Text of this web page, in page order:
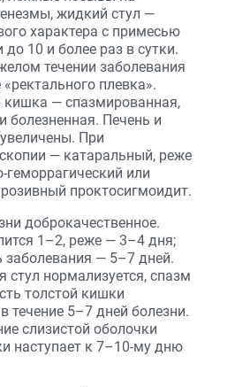
жидкий стул —
характера с примесью
до 10 и более раз в сутки.
течении заболевания
плевка».
кишка — спазмированная,
болезненная. Печень и
При
— катаральный, реже
геморрагический или
проктосигмоидит.
доброкачественное.
1–2, реже — 3–4 дня;
заболевания — 5–7 дней.
стул нормализуется, спазм
толстой кишки
течение 5–7 дней болезни.
слизистой оболочки
наступает к 7–10-му дню